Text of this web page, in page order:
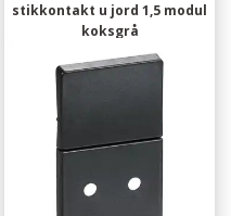
stikkontakt u jord 1,5 modul
koksgrå